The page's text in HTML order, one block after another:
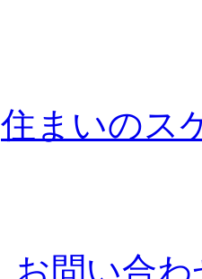
住まいのス
お問い合